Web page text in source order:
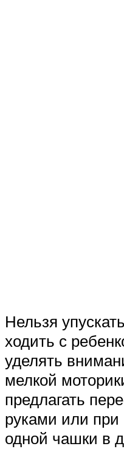
Нельзя
ходить с
уделять
мелкой
предлагать
руками или
одной чашки в